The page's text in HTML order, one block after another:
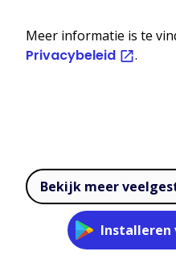
Meer informatie is te
Privacybeleid .
Bekijk meer
Installeren